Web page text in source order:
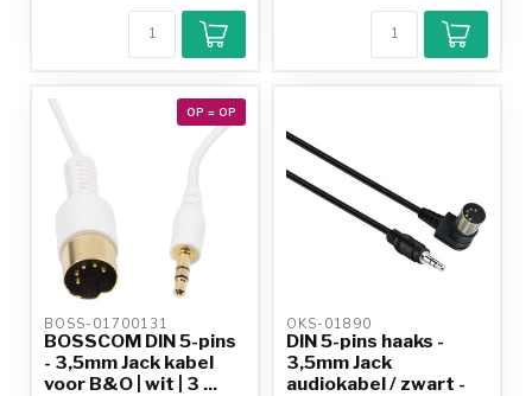
OP = OP
BOSS-01700131
BOSSCOM DIN 5-pins
- 3,5mm Jack kabel
voor B&O | wit | 3 ...
OKS-01890
DIN 5-pins haaks -
3,5mm Jack
audiokabel / zwart -